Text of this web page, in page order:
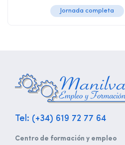
Jornada completa
Tel: (+34) 619 72 77 64
Centro de formación y empleo